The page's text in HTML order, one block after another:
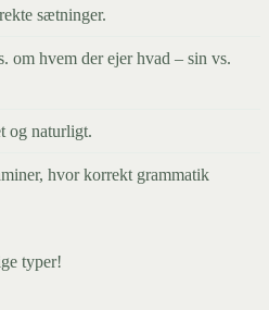
sætninger.
om hvem der ejer hvad – sin vs.
og naturligt.
hvor korrekt grammatik
typer!